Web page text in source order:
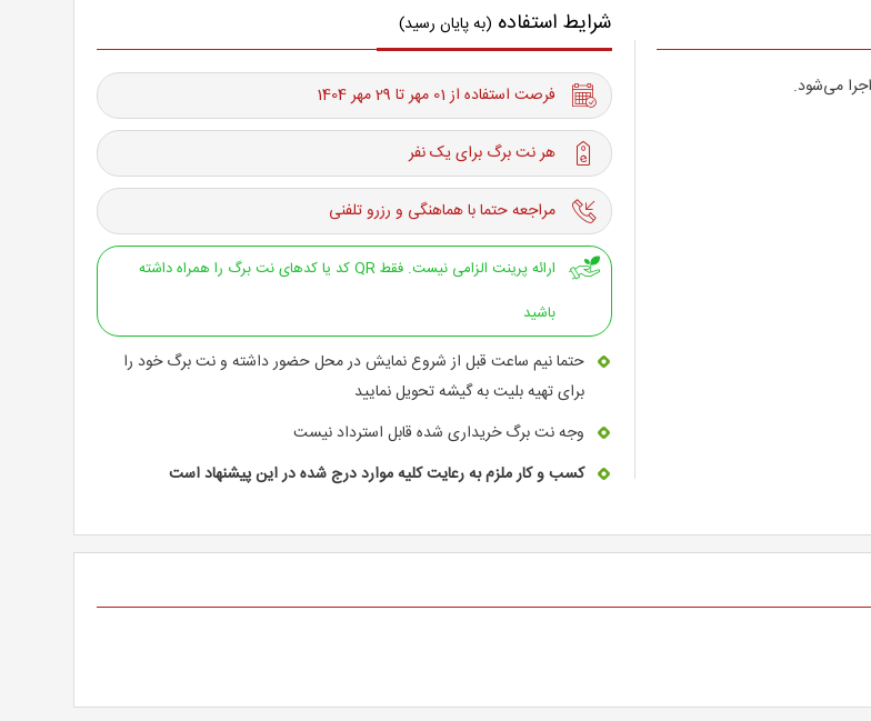
می‌شود.
شرایط استفاده (به پایان رسید)
فرصت استفاده از 01 مهر تا 29 مهر 1404
هر نت برگ برای یک نفر
مراجعه حتما با هماهنگی و رزرو تلفنی
ارائه پرینت الزامی نیست. فقط QR کد یا کدهای نت برگ را همراه داشته
باشید
حتما نیم ساعت قبل از شروع نمایش در محل حضور داشته و نت برگ خود را
برای تهیه بلیت به گیشه تحویل نمایید
وجه نت برگ خریداری شده قابل استرداد نیست
کسب و کار ملزم به رعایت کلیه موارد درج شده در این پیشنهاد است